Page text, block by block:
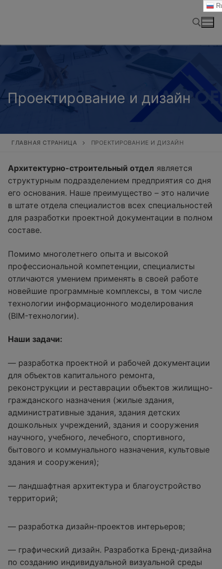
Проектирование и дизайн
ГЛАВНАЯ СТРАНИЦА ПРОЕКТИРОВАНИЕ И ДИЗАЙН
Архитектурно-строительный отдел является
структурным подразделением предприятия со дня
его основания. Наше преимущество – это наличие
в штате отдела специалистов всех специальностей
для разработки проектной документации в полном
составе.
Помимо многолетнего опыта и высокой
профессиональной компетенции, специалисты
отличаются умением применять в своей работе
новейшие программные комплексы, в том числе
технологии информационного моделирования
(BIM-технологии).
Наши задачи:
— разработка проектной и рабочей документации
для объектов капитального ремонта,
реконструкции и реставрации объектов жилищно-
гражданского назначения (жилые здания,
административные здания, здания детских
дошкольных учреждений, здания и сооружения
научного, учебного, лечебного, спортивного,
бытового и коммунального назначения, культовые
здания и сооружения);
— ландшафтная архитектура и благоустройство
территорий;
— разработка дизайн-проектов интерьеров;
— графический дизайн. Разработка Бренд-дизайна
по созданию индивидуальной визуальной среды